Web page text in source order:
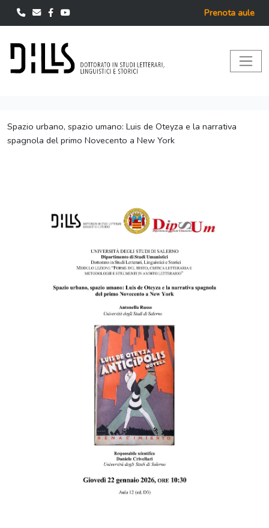
Prenota aule
Spazio urbano, spazio umano: Luis de Oteyza e la narrativa
spagnola del primo Novecento a New York